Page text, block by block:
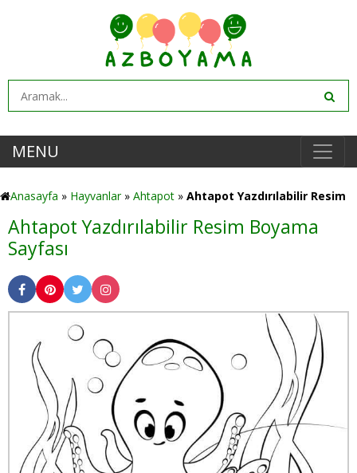
MENU
Anasayfa » Hayvanlar» Ahtapot » Ahtapot Yazdırılabilir Resim
Ahtapot Yazdırılabilir Resim Boyama
Sayfası